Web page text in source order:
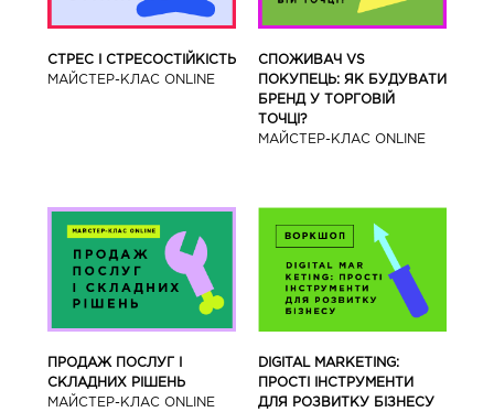
СТРЕС І СТРЕСОСТІЙКІСТЬ
МАЙСТЕР-КЛАС ONLINE
СПОЖИВАЧ VS
ПОКУПЕЦЬ: ЯК БУДУВАТИ
БРЕНД У ТОРГОВІЙ
ТОЧЦІ?
МАЙСТЕР-КЛАС ONLINE
ПРОДАЖ ПОСЛУГ І
СКЛАДНИХ РІШЕНЬ
МАЙСТЕР-КЛАС ONLINE
DIGITAL MARKETING:
ПРОСТІ ІНСТРУМЕНТИ
ДЛЯ РОЗВИТКУ БІЗНЕСУ